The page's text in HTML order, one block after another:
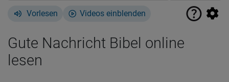
Vorlesen Videos einblenden
Gute Nachricht Bibel online
lesen